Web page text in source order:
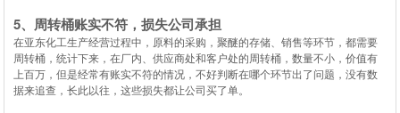
5、周转桶账实不符，损失公司承担
在亚东化工生产经营过程中，原料的采购，聚醚的存储、销售等环节，都需要
周转桶，统计下来，在厂内、供应商处和客户处的周转桶，数量不小，价值有
上百万，但是经常有账实不符的情况，不好判断在哪个环节出了问题，没有数
据来追查，长此以往，这些损失都让公司买了单。